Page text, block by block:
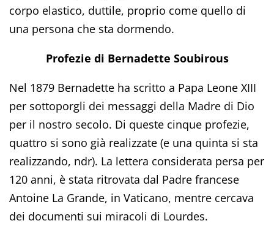
corpo elastico, duttile, proprio come quello di
una persona che sta dormendo.
Profezie di Bernadette Soubirous
Nel 1879 Bernadette ha scritto a Papa Leone XIII
per sottoporgli dei messaggi della Madre di Dio
per il nostro secolo. Di queste cinque profezie,
quattro si sono già realizzate (e una quinta si sta
realizzando, ndr). La lettera considerata persa per
120 anni, è stata ritrovata dal Padre francese
Antoine La Grande, in Vaticano, mentre cercava
dei documenti sui miracoli di Lourdes.